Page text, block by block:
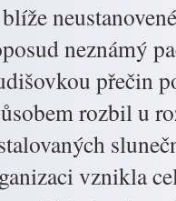
neznámý
přečin
rozbil u
vznikla